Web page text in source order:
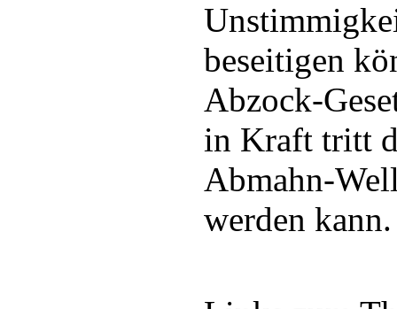
beseitigen
Abzock-
in Kraft tritt
Abmahn-
werden kann.